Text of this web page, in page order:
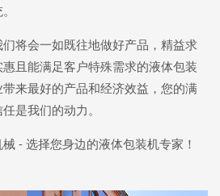
将会一如既往地做好产品，精益求
且能满足客户特殊需求的液体包装
来最好的产品和经济效益，您的满
是我们的动力。
- 选择您身边的液体包装机专家！